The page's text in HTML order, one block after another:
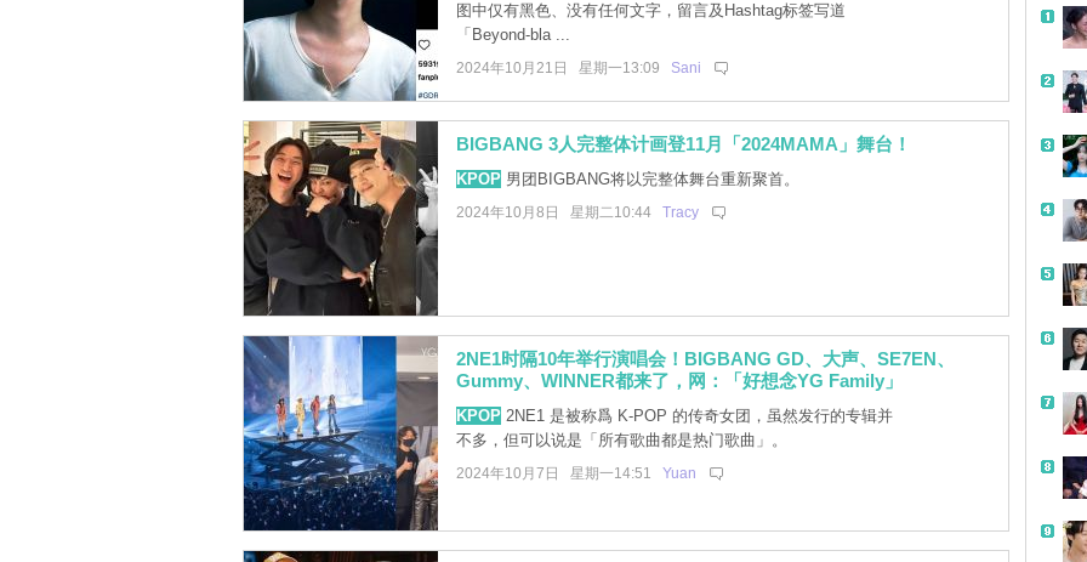
图中仅有黑色、没有任何文字，留言及Hashtag标签写道
「Beyond-bla ...
2024年10月21日 星期一13:09 Sani
BIGBANG 3人完整体计画登11月「2024MAMA」舞台！
KPOP男团BIGBANG将以完整体舞台重新聚首。
2024年10月8日 星期二10:44 Tracy
2NE1时隔10年举行演唱会！BIGBANG GD、大声、SE7EN、
Gummy、WINNER都来了，网：「好想念YG Family」
KPOP2NE1 是被称爲 K-POP 的传奇女团，虽然发行的专辑并
不多，但可以说是「所有歌曲都是热门歌曲」。
2024年10月7日 星期一14:51 Yuan